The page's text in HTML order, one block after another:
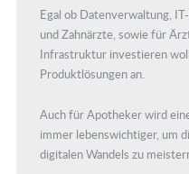
Egal ob Datenverwaltung,
und Zahnärzte, sowie für
Infrastruktur investieren
Produktlösungen an.
Auch für Apotheker wird
immer lebenswichtiger, um
digitalen Wandels zu